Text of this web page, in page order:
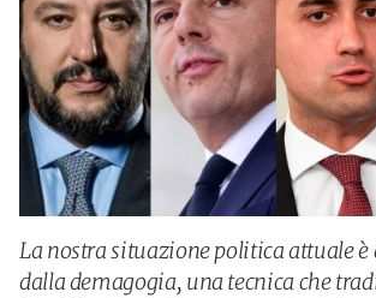
La nostra situazione politica attuale
dalla demagogia, una tecnica che